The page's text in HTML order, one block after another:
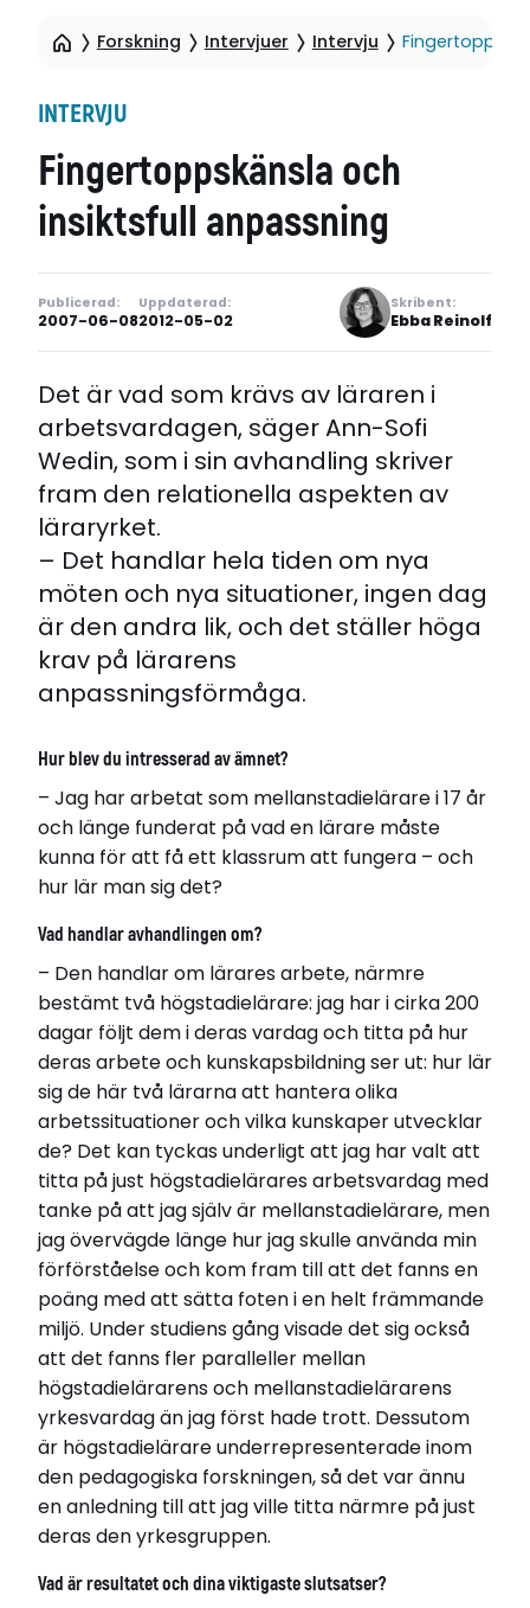
Forskning Intervjuer Intervju
INTERVJU
Fingertoppskänsla och
insiktsfull anpassning
Publicerad:
2007-06-08
Uppdaterad:
2012-05-02
Skribent:
Ebba Reinolf
Det är vad som krävs av läraren i
arbetsvardagen, säger Ann-Sofi
Wedin, som i sin avhandling skriver
fram den relationella aspekten av
läraryrket.
– Det handlar hela tiden om nya
möten och nya situationer, ingen dag
är den andra lik, och det ställer höga
krav på lärarens
anpassningsförmåga.
Hur blev du intresserad av ämnet?
– Jag har arbetat som mellanstadielärare i 17 år
och länge funderat på vad en lärare måste
kunna för att få ett klassrum att fungera – och
hur lär man sig det?
Vad handlar avhandlingen om?
– Den handlar om lärares arbete, närmre
bestämt två högstadielärare: jag har i cirka 200
dagar följt dem i deras vardag och titta på hur
deras arbete och kunskapsbildning ser ut: hur lär
sig de här två lärarna att hantera olika
arbetssituationer och vilka kunskaper utvecklar
de? Det kan tyckas underligt att jag har valt att
titta på just högstadielärares arbetsvardag med
tanke på att jag själv är mellanstadielärare, men
jag övervägde länge hur jag skulle använda min
förförståelse och kom fram till att det fanns en
poäng med att sätta foten i en helt främmande
miljö. Under studiens gång visade det sig också
att det fanns fler paralleller mellan
högstadielärarens och mellanstadielärarens
yrkesvardag än jag först hade trott. Dessutom
är högstadielärare underrepresenterade inom
den pedagogiska forskningen, så det var ännu
en anledning till att jag ville titta närmre på just
deras den yrkesgruppen.
Vad är resultatet och dina viktigaste slutsatser?